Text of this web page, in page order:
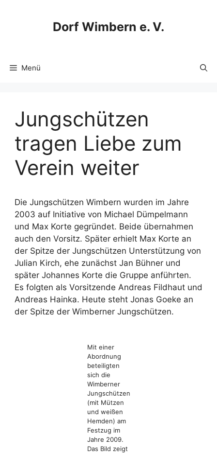
Dorf Wimbern e. V.
Menü
Jungschützen
tragen Liebe zum
Verein weiter
Die Jungschützen Wimbern wurden im Jahre
2003 auf Initiative von Michael Dümpelmann
und Max Korte gegründet. Beide übernahmen
auch den Vorsitz. Später erhielt Max Korte an
der Spitze der Jungschützen Unterstützung von
Julian Kirch, ehe zunächst Jan Bühner und
später Johannes Korte die Gruppe anführten.
Es folgten als Vorsitzende Andreas Fildhaut und
Andreas Hainka. Heute steht Jonas Goeke an
der Spitze der Wimberner Jungschützen.
Mit einer
Abordnung
beteiligten
sich die
Wimberner
Jungschützen
(mit Mützen
und weißen
Hemden) am
Festzug im
Jahre 2009.
Das Bild zeigt